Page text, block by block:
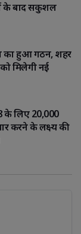
के बाद सकुशल
का हुआ गठन, शहर
मिलेगी नई
के लिए 20,000
करने के लक्ष्य की